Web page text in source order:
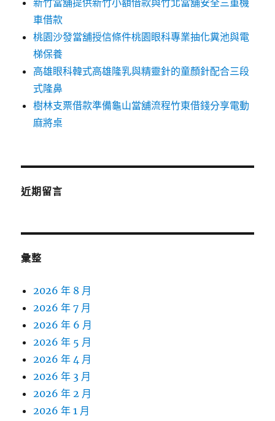
新竹當舖提供新竹小額借款與竹北當舖安全三重機
車借款
桃園沙發當舖授信條件桃園眼科專業抽化糞池與電
梯保養
高雄眼科韓式高雄隆乳與精靈針的童顏針配合三段
式隆鼻
樹林支票借款準備龜山當舖流程竹東借錢分享電動
麻將桌
近期留言
彙整
2026 年 8 月
2026 年 7 月
2026 年 6 月
2026 年 5 月
2026 年 4 月
2026 年 3 月
2026 年 2 月
2026 年 1 月